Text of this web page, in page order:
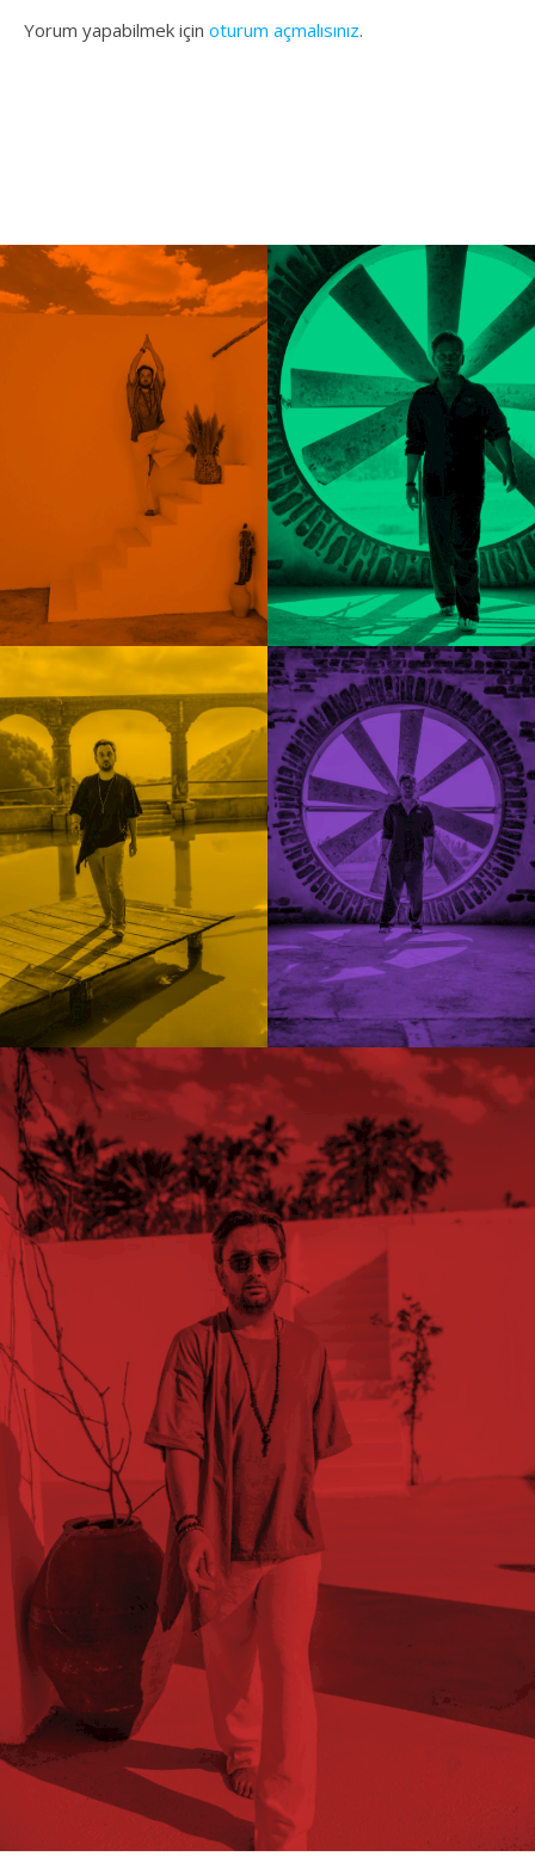
Yorum yapabilmek için oturum açmalısınız.